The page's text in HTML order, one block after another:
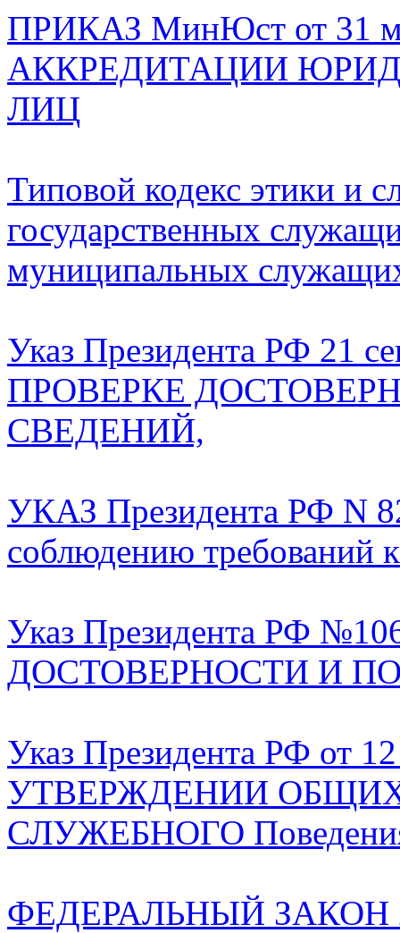
ПРИКАЗ МинЮст от 31
АККРЕДИТАЦИИ
ЛИЦ
Типовой кодекс этики и
государственных
муниципальных
Указ Президента РФ 21
ПРОВЕРКЕ
СВЕДЕНИЙ,
УКАЗ Президента РФ
соблюдению требований
Указ Президента РФ
ДОСТОВЕРНОСТИ И
Указ Президента РФ от
УТВЕРЖДЕНИИ
СЛУЖЕБНОГО Поведения
ФЕДЕРАЛЬНЫЙ ЗАКОН 26